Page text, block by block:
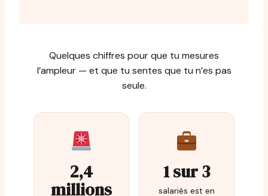
Quelques chiffres pour que tu mesures
l’ampleur — et que tu sentes que tu n’es pas
seule.
2,4
millions
1 sur 3
salariés est en